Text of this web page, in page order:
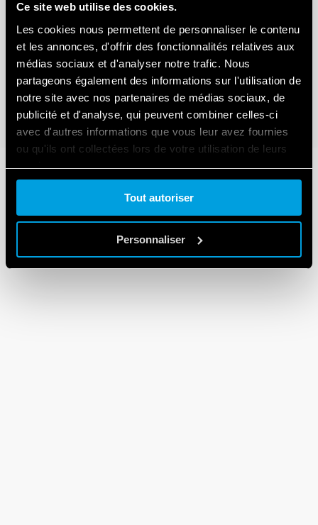
Ce site web utilise des cookies.
Les cookies nous permettent de personnaliser le contenu
et les annonces, d'offrir des fonctionnalités relatives aux
médias sociaux et d'analyser notre trafic. Nous
partageons également des informations sur l'utilisation de
notre site avec nos partenaires de médias sociaux, de
publicité et d'analyse, qui peuvent combiner celles-ci
avec d'autres informations que vous leur avez fournies
ou qu'ils ont collectées lors de votre utilisation de leurs
services.
Tout autoriser
Personnaliser